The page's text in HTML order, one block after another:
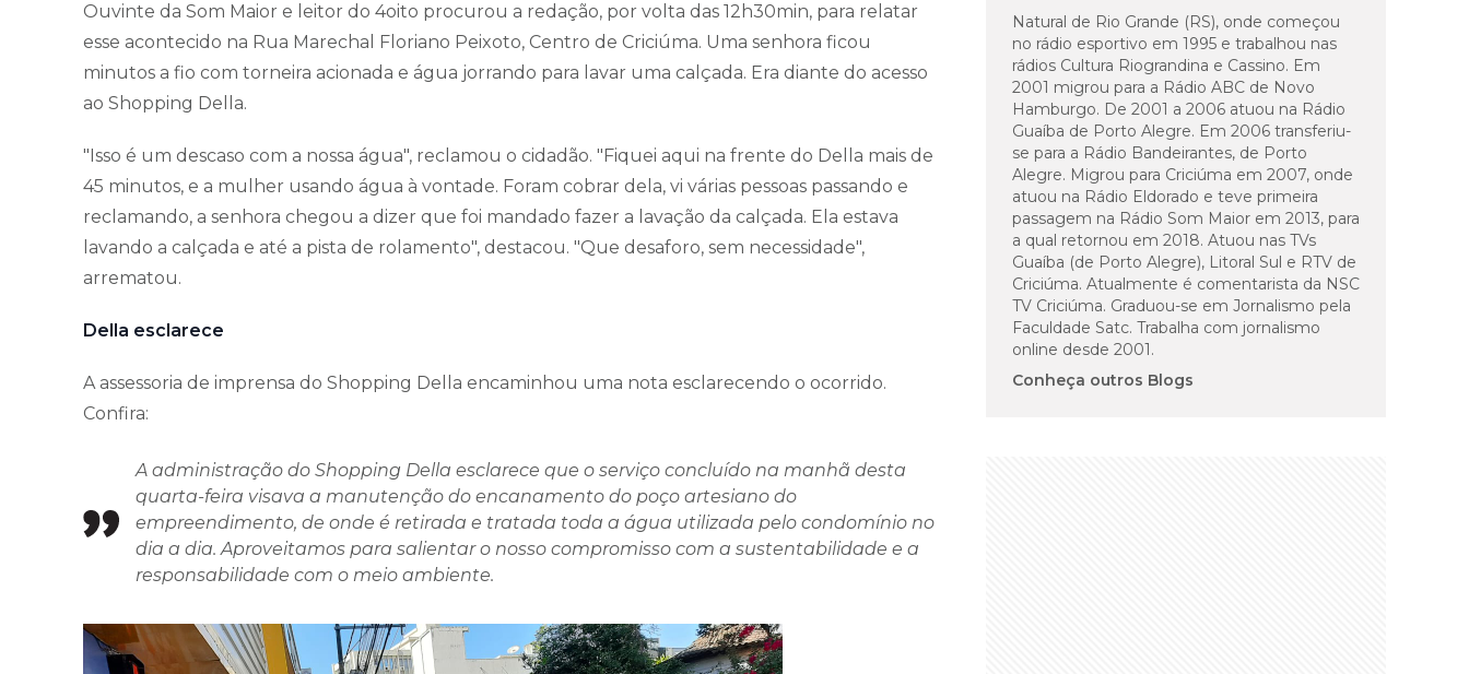
Ouvinte da Som Maior e leitor do 4oito procurou a redação, por volta das 12h30min, para relatar
esse acontecido na Rua Marechal Floriano Peixoto, Centro de Criciúma. Uma senhora ficou
minutos a fio com torneira acionada e água jorrando para lavar uma calçada. Era diante do acesso
ao Shopping Della.
"Isso é um descaso com a nossa água", reclamou o cidadão. "Fiquei aqui na frente do Della mais de
45 minutos, e a mulher usando água à vontade. Foram cobrar dela, vi várias pessoas passando e
reclamando, a senhora chegou a dizer que foi mandado fazer a lavação da calçada. Ela estava
lavando a calçada e até a pista de rolamento", destacou. "Que desaforo, sem necessidade",
arrematou.
Della esclarece
A assessoria de imprensa do Shopping Della encaminhou uma nota esclarecendo o ocorrido.
Confira:
A administração do Shopping Della esclarece que o serviço concluído na manhã desta
quarta-feira visava a manutenção do encanamento do poço artesiano do
empreendimento, de onde é retirada e tratada toda a água utilizada pelo condomínio no
dia a dia. Aproveitamos para salientar o nosso compromisso com a sustentabilidade e a
responsabilidade com o meio ambiente.
Natural de Rio Grande (RS), onde começou
no rádio esportivo em 1995 e trabalhou nas
rádios Cultura Riograndina e Cassino. Em
2001 migrou para a Rádio ABC de Novo
Hamburgo. De 2001 a 2006 atuou na Rádio
Guaíba de Porto Alegre. Em 2006 transferiu-
se para a Rádio Bandeirantes, de Porto
Alegre. Migrou para Criciúma em 2007, onde
atuou na Rádio Eldorado e teve primeira
passagem na Rádio Som Maior em 2013, para
a qual retornou em 2018. Atuou nas TVs
Guaíba (de Porto Alegre), Litoral Sul e RTV de
Criciúma. Atualmente é comentarista da NSC
TV Criciúma. Graduou-se em Jornalismo pela
Faculdade Satc. Trabalha com jornalismo
online desde 2001.
Conheça outros Blogs